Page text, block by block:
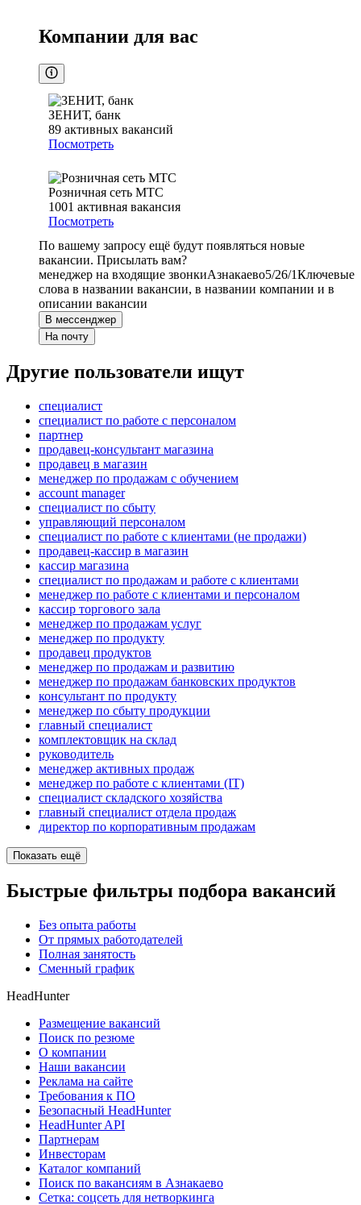
Компании для вас
ЗЕНИТ, банк
89 активных вакансий
Посмотреть
Розничная сеть МТС
1001 активная вакансия
Посмотреть
По вашему запросу ещё будут появляться новые
вакансии. Присылать вам?
менеджер на входящие звонкиАзнакаево5/26/1Ключевые
слова в названии вакансии, в названии компании и в
описании вакансии
В мессенджер
На почту
Другие пользователи ищут
специалист
специалист по работе с персоналом
партнер
продавец-консультант магазина
продавец в магазин
менеджер по продажам с обучением
account manager
специалист по сбыту
управляющий персоналом
специалист по работе с клиентами (не продажи)
продавец-кассир в магазин
кассир магазина
специалист по продажам и работе с клиентами
менеджер по работе с клиентами и персоналом
кассир торгового зала
менеджер по продажам услуг
менеджер по продукту
продавец продуктов
менеджер по продажам и развитию
менеджер по продажам банковских продуктов
консультант по продукту
менеджер по сбыту продукции
главный специалист
комплектовщик на склад
руководитель
менеджер активных продаж
менеджер по работе с клиентами (IT)
специалист складского хозяйства
главный специалист отдела продаж
директор по корпоративным продажам
Показать ещё
Быстрые фильтры подбора вакансий
Без опыта работы
От прямых работодателей
Полная занятость
Сменный график
HeadHunter
Размещение вакансий
Поиск по резюме
О компании
Наши вакансии
Реклама на сайте
Требования к ПО
Безопасный HeadHunter
HeadHunter API
Партнерам
Инвесторам
Каталог компаний
Поиск по вакансиям в Азнакаево
Сетка: соцсеть для нетворкинга